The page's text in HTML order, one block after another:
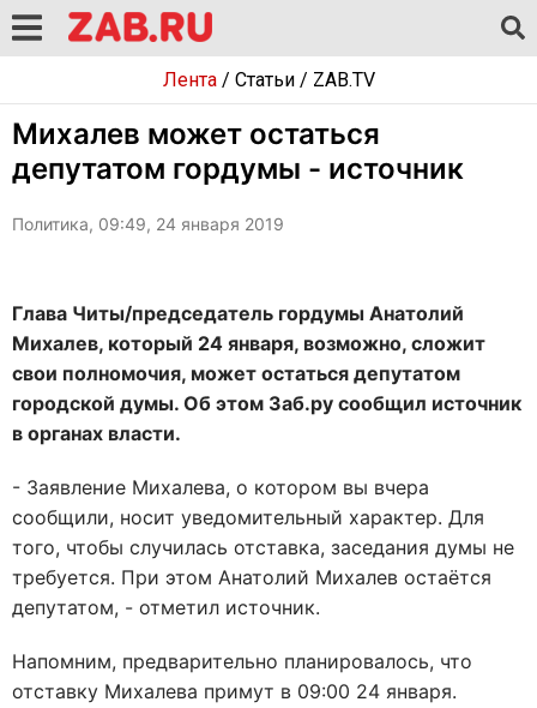
Лента/ Статьи/ ZAB.TV
Михалев может остаться
депутатом гордумы - источник
Политика, 09:49, 24 января 2019
Глава Читы/председатель гордумы Анатолий
Михалев, который 24 января, возможно, сложит
свои полномочия, может остаться депутатом
городской думы. Об этом Заб.ру сообщил источник
в органах власти.
- Заявление Михалева, о котором вы вчера
сообщили, носит уведомительный характер. Для
того, чтобы случилась отставка, заседания думы не
требуется. При этом Анатолий Михалев остаётся
депутатом, - отметил источник.
Напомним, предварительно планировалось, что
отставку Михалева примут в 09:00 24 января.